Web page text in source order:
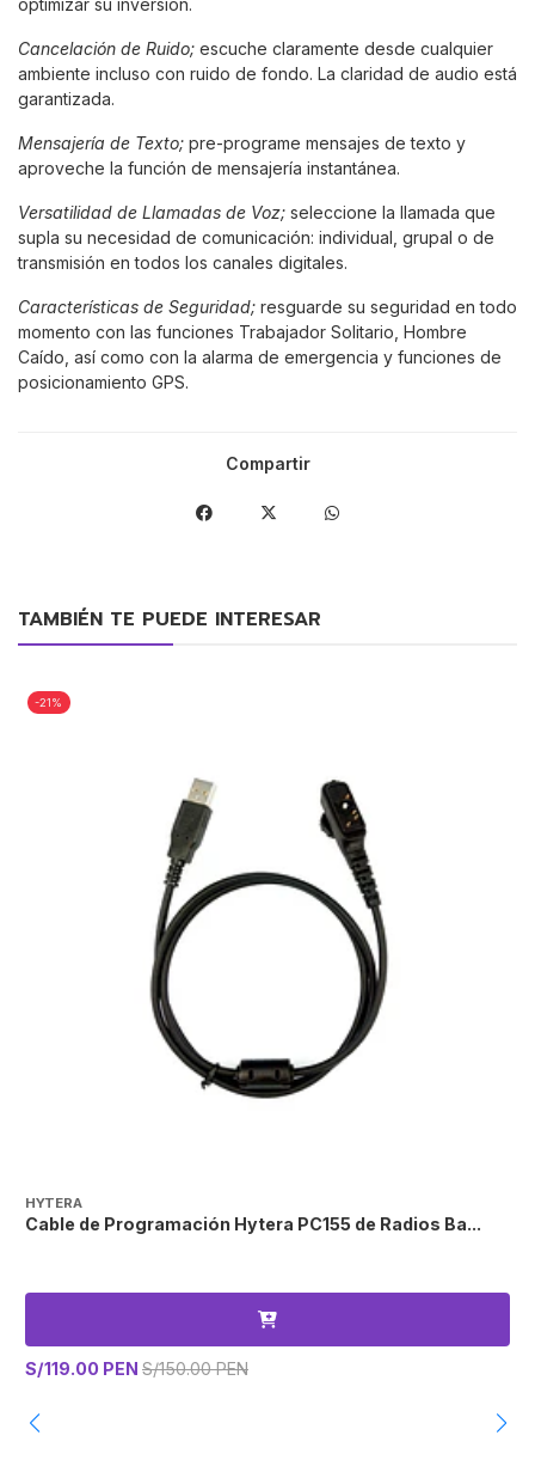
Cancelación de Ruido; escuche claramente desde cualquier
ambiente incluso con ruido de fondo. La claridad de audio está
garantizada.
Mensajería de Texto; pre-programe mensajes de texto y
aproveche la función de mensajería instantánea.
Versatilidad de Llamadas de Voz; seleccione la llamada que
supla su necesidad de comunicación: individual, grupal o de
transmisión en todos los canales digitales.
Características de Seguridad; resguarde su seguridad en todo
momento con las funciones Trabajador Solitario, Hombre
Caído, así como con la alarma de emergencia y funciones de
posicionamiento GPS.
Compartir
TAMBIÉN TE PUEDE INTERESAR
-21%
HYTERA
Cable de Programación Hytera PC155 de Radios Ba...
S/119.00 PEN S/150.00 PEN